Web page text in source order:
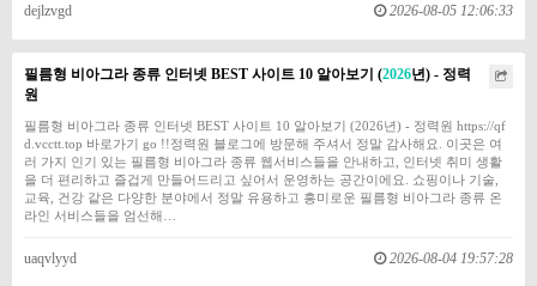
dejlzvgd 2026-08-05 12:06:33
필름형 비아그라 종류 인터넷 BEST 사이트 10 알아보기 (2026년) - 정력
원
필름형 비아그라 종류 인터넷 BEST 사이트 10 알아보기 (2026년) - 정력원 https://qf
d.vcctt.top 바로가기 go !!정력원 블로그에 방문해 주셔서 정말 감사해요. 이곳은 여
러 가지 인기 있는 필름형 비아그라 종류 웹서비스들을 안내하고, 인터넷 취미 생활
을 더 편리하고 즐겁게 만들어드리고 싶어서 운영하는 공간이에요. 쇼핑이나 기술,
교육, 건강 같은 다양한 분야에서 정말 유용하고 흥미로운 필름형 비아그라 종류 온
라인 서비스들을 엄선해…
uaqvlyyd 2026-08-04 19:57:28